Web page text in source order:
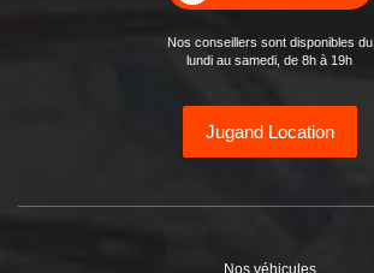
Nos conseillers sont disponibles du
lundi au samedi, de 8h à 19h
Jugand Location
Nos véhicules